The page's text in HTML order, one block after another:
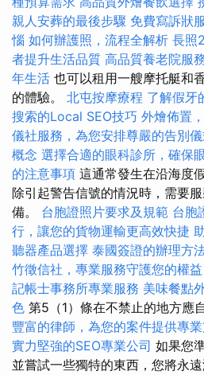
親人安葬的最後步驟 免費寫訴狀
惱 如何辦護照，流程全解析 長照
者提升生活品質 高品質養老院服
年生活 也可以租用一艘摩托艇和
的體驗。 北屯按摩療程 了解假牙
搜索的Local SEO技巧 外燴佈置
儀社服務，為您安排尊嚴的告別
概念 選擇合適的眼科診所，確保
的注意事項 這通常發生在沿海度
除引起警告信號的情況時，需要
備。 台胞證照片要求及規範 台胞
行，讓您的貨物運輸更高效快捷
聽器產品選擇 泰國簽證的辦理方
竹徵信社，專業服務守護您的權益
記帳士事務所專業服務 美味餐點
色 第5（1）條在不禁止的地方應
豐富的律師，為您的案件提供專
實力堅強的SEO專業公司 如果您
並嘗試一些獨特的東西，您將永